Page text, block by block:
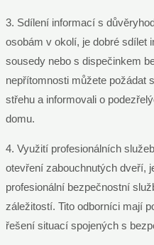
3. Sdílení informací s
osobám v okolí, je dobré sdílet
sousedy nebo s dispečinkem
nepřítomnosti můžete požádat
střehu a informovali o
domu.
4. Využití profesionálních
otevření zabouchnutých dveří,
profesionální bezpečnostní
záležitostí. Tito odborníci mají
řešení situací spojených s